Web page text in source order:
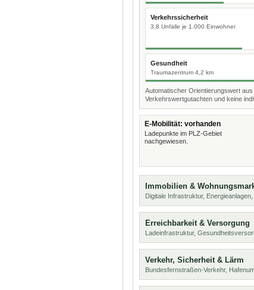
Verkehrssicherheit
3,8 Unfälle je 1.000 Einwohner
Gesundheit
Traumazentrum 4,2 km
Automatischer Orientierungswert
Verkehrswertgutachten und keine
E-Mobilität: vorhanden
Ladepunkte im PLZ-Gebiet
nachgewiesen.
Immobilien &
Digitale Infrastruktur,
Erreichbarkeit & Versorgung
Ladeinfrastruktur,
Verkehr, Sicherheit & Lärm
Bundesfernstraßen-Verkehr,